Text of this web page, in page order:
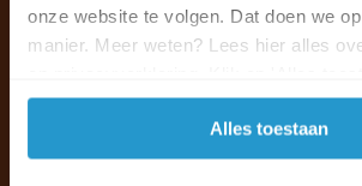
onze website te volgen. Dat doen we
manier. Meer weten? Lees hier alles
accepteren.
Alles toestaan
+31 (0)13 785 62 41
Naar de klantenservice & FAQ
info@jouwoutlet.nl